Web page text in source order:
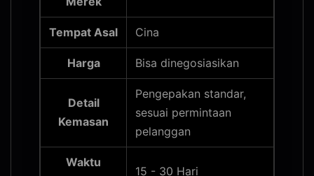
Tempat Asal Cina
Harga Bisa dinegosiasikan
Detail
Kemasan
Pengepakan standar,
sesuai permintaan
pelanggan
Waktu
15 - 30 Hari